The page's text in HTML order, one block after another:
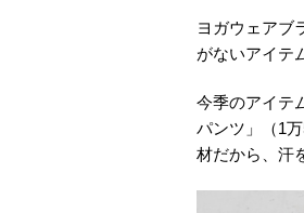
ヨガウェアブ
がないアイテ
今季のアイテ
パンツ」（1
材だから、汗